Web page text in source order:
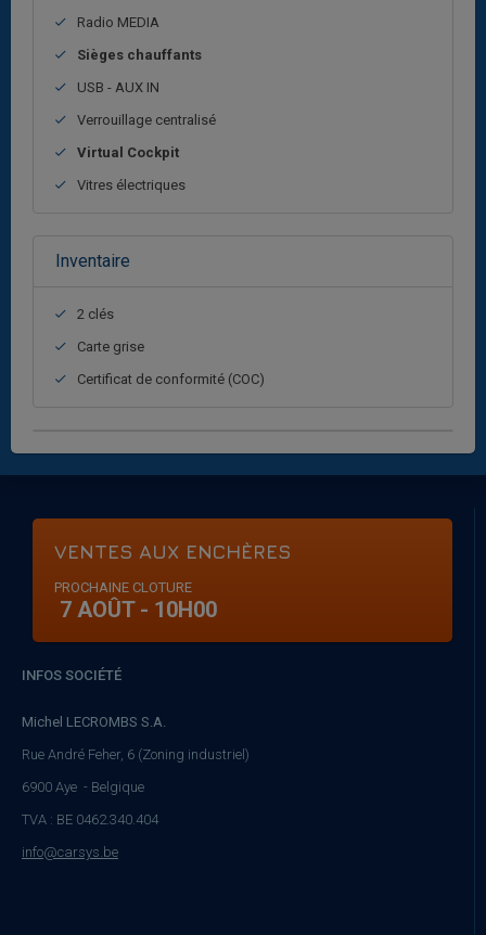
Radio MEDIA
Sièges chauffants
USB - AUX IN
Verrouillage centralisé
Virtual Cockpit
Vitres électriques
Inventaire
2 clés
Carte grise
Certificat de conformité (COC)
VENTES AUX ENCHÈRES
PROCHAINE CLOTURE
7 AOÛT - 10H00
INFOS SOCIÉTÉ
Michel LECROMBS S.A.
Rue André Feher, 6 (Zoning industriel)
6900 Aye - Belgique
TVA : BE 0462.340.404
info@carsys.be